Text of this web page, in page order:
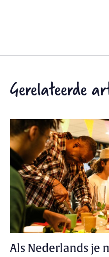
Gerelateerde
Als Nederlands je